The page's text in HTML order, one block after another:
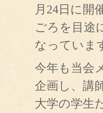
月24日に開
ごろを目途
なっていま
今年も当会
企画し、講
大学の学生